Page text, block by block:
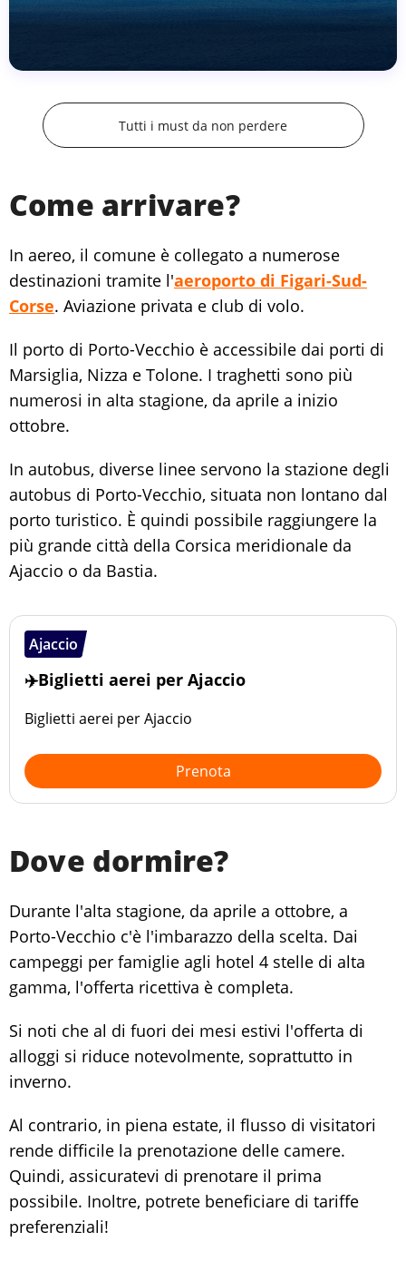
Tutti i must da non perdere
Come arrivare?
In aereo, il comune è collegato a numerose
destinazioni tramite l'aeroporto di Figari-Sud-
Corse. Aviazione privata e club di volo.
Il porto di Porto-Vecchio è accessibile dai porti di
Marsiglia, Nizza e Tolone. I traghetti sono più
numerosi in alta stagione, da aprile a inizio
ottobre.
In autobus, diverse linee servono la stazione degli
autobus di Porto-Vecchio, situata non lontano dal
porto turistico. È quindi possibile raggiungere la
più grande città della Corsica meridionale da
Ajaccio o da Bastia.
Ajaccio
✈️Biglietti aerei per Ajaccio
Biglietti aerei per Ajaccio
Prenota
Dove dormire?
Durante l'alta stagione, da aprile a ottobre, a
Porto-Vecchio c'è l'imbarazzo della scelta. Dai
campeggi per famiglie agli hotel 4 stelle di alta
gamma, l'offerta ricettiva è completa.
Si noti che al di fuori dei mesi estivi l'offerta di
alloggi si riduce notevolmente, soprattutto in
inverno.
Al contrario, in piena estate, il flusso di visitatori
rende difficile la prenotazione delle camere.
Quindi, assicuratevi di prenotare il prima
possibile. Inoltre, potrete beneficiare di tariffe
preferenziali!